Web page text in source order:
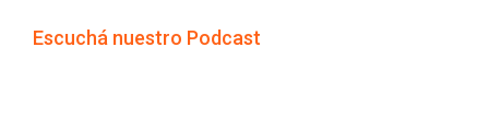
Escuchá nuestro Podcast